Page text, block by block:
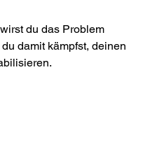
du das Problem
damit kämpfst, deinen